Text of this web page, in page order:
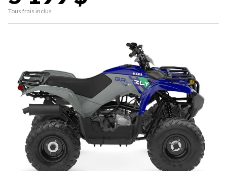
Tous frais inclus